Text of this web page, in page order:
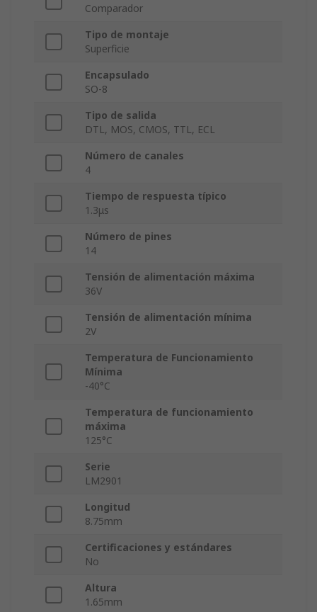
Comparador
Tipo de montaje
Superficie
Encapsulado
SO-8
Tipo de salida
DTL, MOS, CMOS, TTL, ECL
Número de canales
4
Tiempo de respuesta típico
1.3μs
Número de pines
14
Tensión de alimentación máxima
36V
Tensión de alimentación mínima
2V
Temperatura de Funcionamiento
Mínima
-40°C
Temperatura de funcionamiento
máxima
125°C
Serie
LM2901
Longitud
8.75mm
Certificaciones y estándares
No
Altura
1.65mm